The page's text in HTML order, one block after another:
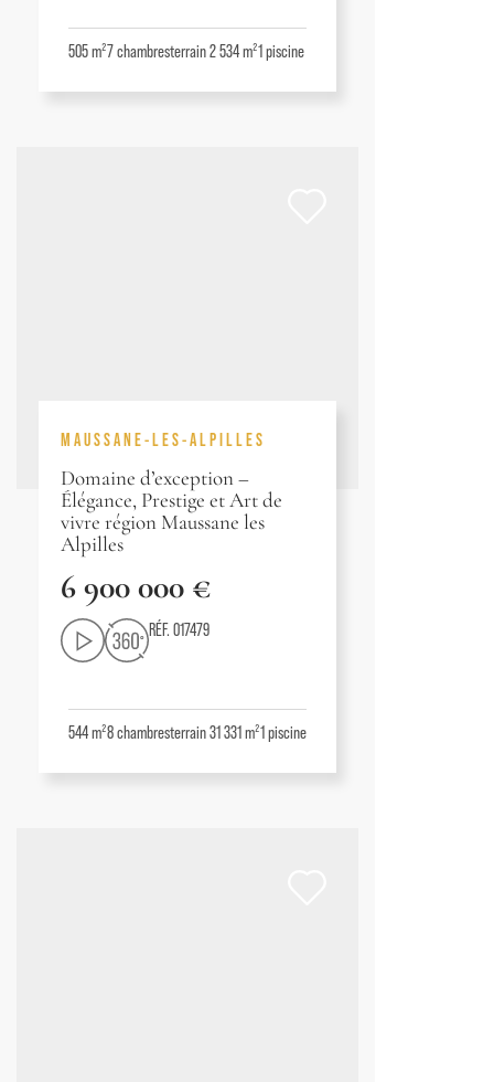
505 m²7chambresterrain 2 534 m²1piscine
MAUSSANE-LES-ALPILLES
Domaine d’exception –
Élégance, Prestige et Art de
vivre région Maussane les
Alpilles
6 900 000 €
RÉF. 017479
544 m²8chambresterrain 31 331 m²1piscine